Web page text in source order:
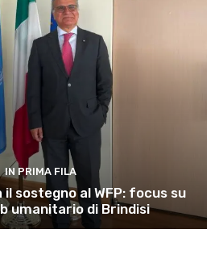
IN PRIMA FILA
sostegno al WFP: focus su
umanitario di Brindisi